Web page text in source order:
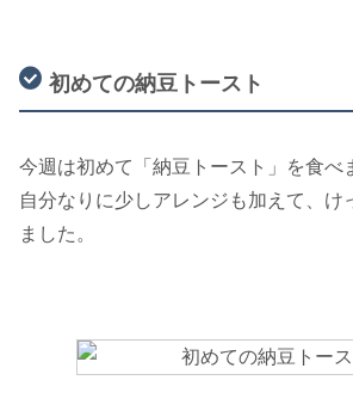
初めての納豆トースト
今週は初めて「納豆トースト」を食べ
自分なりに少しアレンジも加えて、け
ました。